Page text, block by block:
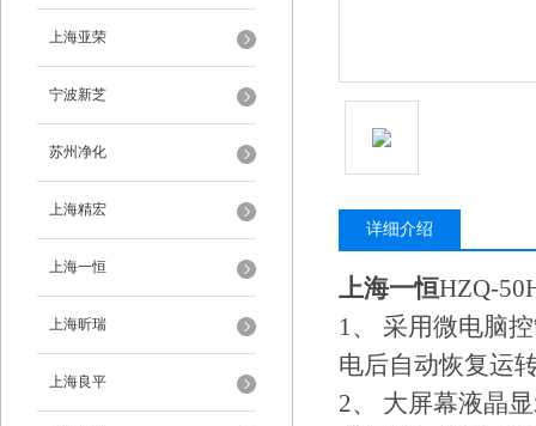
上海亚荣
宁波新芝
苏州净化
上海精宏
上海一恒
上海昕瑞
上海良平
详细介绍
上海一恒HZQ-
1、 采用微电脑
电后自动恢复运
2、 大屏幕液晶